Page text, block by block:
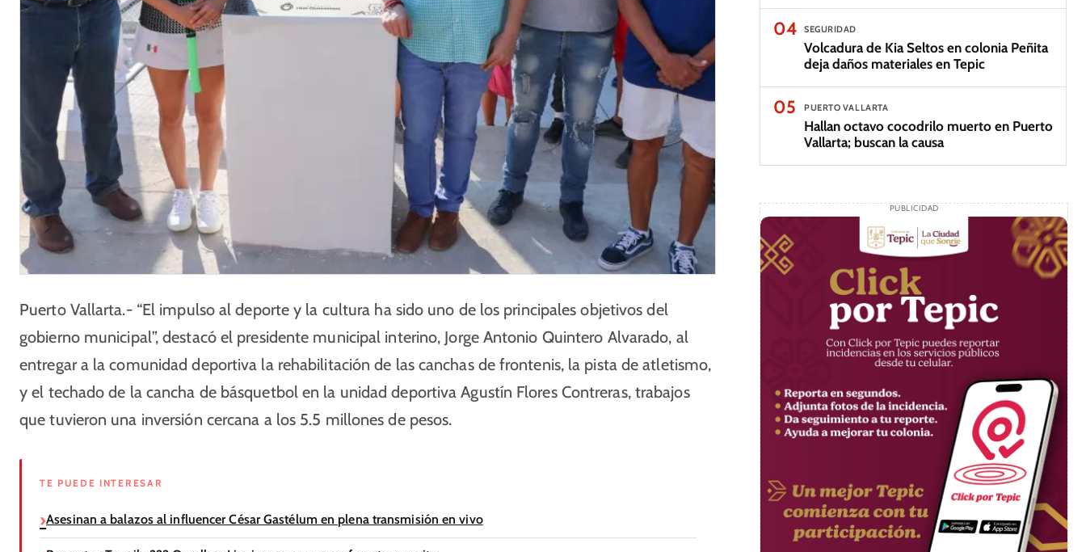
Puerto Vallarta.- “El impulso al deporte y la cultura ha sido uno de los principales objetivos del
gobierno municipal”, destacó el presidente municipal interino, Jorge Antonio Quintero Alvarado, al
entregar a la comunidad deportiva la rehabilitación de las canchas de frontenis, la pista de atletismo,
y el techado de la cancha de básquetbol en la unidad deportiva Agustín Flores Contreras, trabajos
que tuvieron una inversión cercana a los 5.5 millones de pesos.
TE PUEDE INTERESAR
Asesinan a balazos al influencer César Gastélum en plena transmisión en vivo
04 SEGURIDAD
Volcadura de Kia Seltos en colonia Peñita
deja daños materiales en Tepic
05 PUERTO VALLARTA
Hallan octavo cocodrilo muerto en Puerto
Vallarta; buscan la causa
PUBLICIDAD